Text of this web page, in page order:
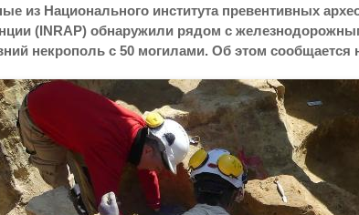
из Национального института превентивных
(INRAP) обнаружили рядом с
некрополь с 50 могилами. Об этом сообщается